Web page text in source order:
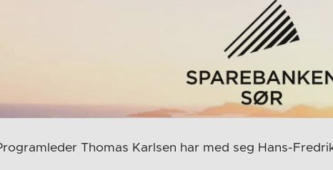
Thomas Karlsen har med seg Hans-